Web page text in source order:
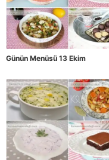
Günün Menüsü 13 Ekim